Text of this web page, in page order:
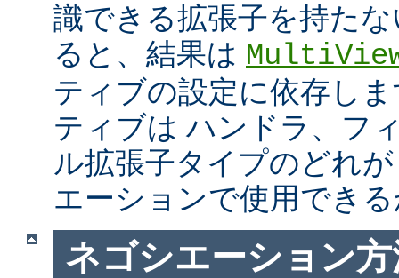
識できる拡張子を持た
ると、結果は
ティブの設定に依存し
ティブは ハンドラ、フ
ル拡張子タイプのどれ
エーションで使用でき
ネゴシエーション方